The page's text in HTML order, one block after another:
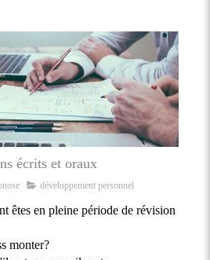
écrits et oraux
développement personnel
êtes en pleine période de révision
monter?